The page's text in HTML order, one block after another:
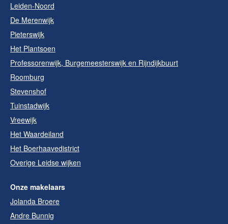
Leiden-Noord
De Merenwijk
Pieterswijk
Het Plantsoen
Professorenwijk, Burgemeesterswijk en Rijndijkbuurt
Roomburg
Stevenshof
Tuinstadwijk
Vreewijk
Het Waardeiland
Het Boerhaavedistrict
Overige Leidse wijken
Onze makelaars
Jolanda Broere
Andre Bunnig